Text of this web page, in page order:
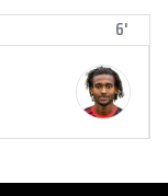
6'